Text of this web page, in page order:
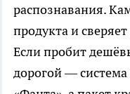
распознавания.
продукта и
Если пробит
дорогой — система